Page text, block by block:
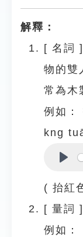
解釋：
[ 名詞 ]
物的雙
常為木
例如：
kng
( 抬紅
[ 量詞 ]
例如：